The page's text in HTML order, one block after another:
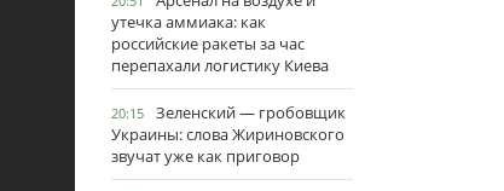
утечка аммиака: как
российские ракеты за час
перепахали логистику Киева
20:15
Зеленский — гробовщик
Украины: слова Жириновского
звучат уже как приговор